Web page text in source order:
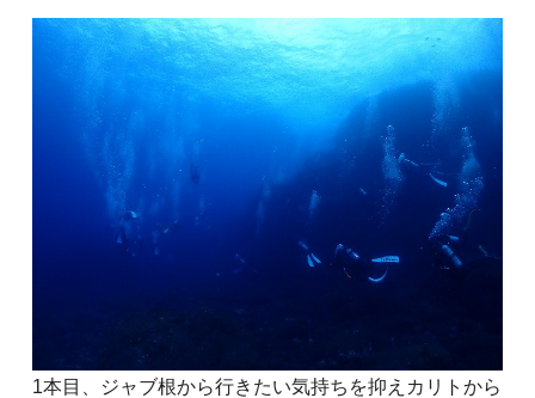
1本目、ジャブ根から行きたい気持ちを抑えカリトから